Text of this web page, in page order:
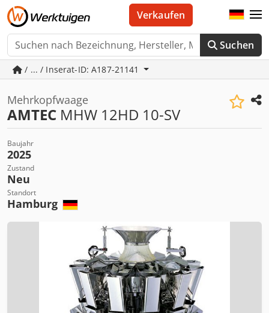
Suchen
Verkaufen
/ ... / Inserat-ID: A187-21141
Mehrkopfwaage
AMTEC MHW 12HD 10-SV
Baujahr
2025
Zustand
Neu
Standort
Hamburg